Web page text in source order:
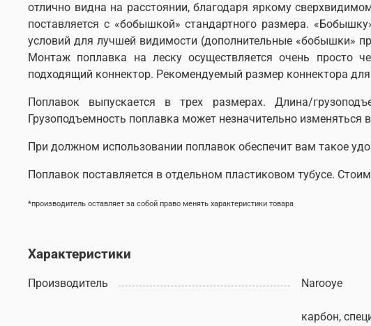
отлично видна на расстоянии, благодаря яркому
поставляется с «бобышкой» стандартного размера.
условий для лучшей видимости (дополнительные «бобышки»
Монтаж поплавка на леску осуществляется очень просто
подходящий коннектор. Рекомендуемый размер коннектора
Поплавок выпускается в трех размерах. Длина/
Грузоподъемность поплавка может незначительно изменяться
При должном использовании поплавок обеспечит вам такое
Поплавок поставляется в отдельном пластиковом тубусе.
*производитель оставляет за собой право менять характеристики товара
Характеристики
Производитель Narooye
карбон,